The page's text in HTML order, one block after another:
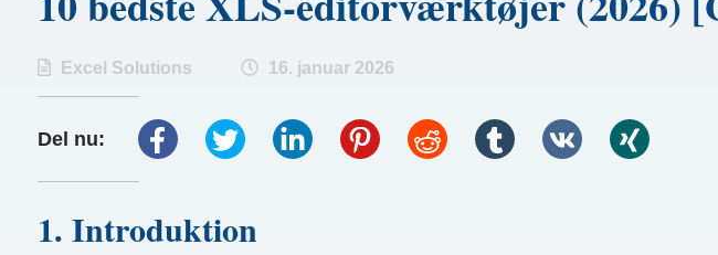
Excel Solutions 16. januar 2026
Del nu:
1. Introduktion